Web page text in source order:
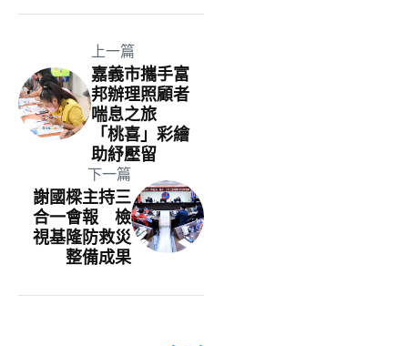
上一篇
嘉義市攜手富
邦辦理照顧者
喘息之旅
「桃喜」彩繪
助紓壓留
下一篇
謝國樑主持三
合一會報 檢
視基隆防救災
整備成果